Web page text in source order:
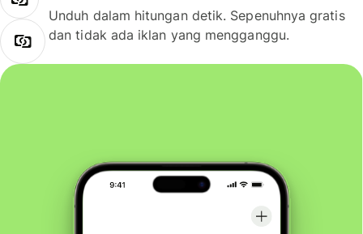
Unduh dalam hitungan detik. Sepenuhnya gratis
dan tidak ada iklan yang mengganggu.